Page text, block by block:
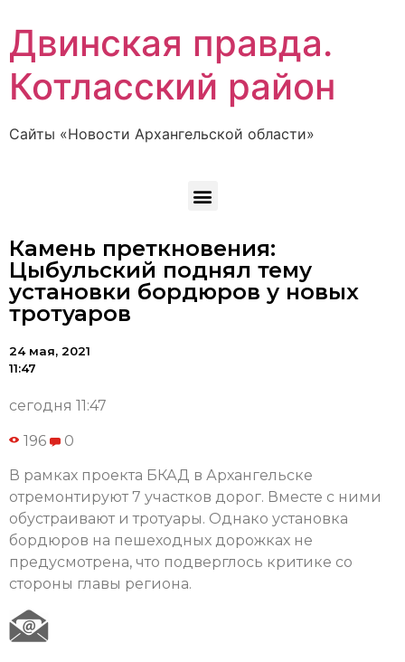
Двинская правда.
Котласский район
Сайты «Новости Архангельской области»
Камень преткновения:
Цыбульский поднял тему
установки бордюров у новых
тротуаров
24 мая, 2021
11:47
сегодня 11:47
196 0
В рамках проекта БКАД в Архангельске
отремонтируют 7 участков дорог. Вместе с ними
обустраивают и тротуары. Однако установка
бордюров на пешеходных дорожках не
предусмотрена, что подверглось критике со
стороны главы региона.